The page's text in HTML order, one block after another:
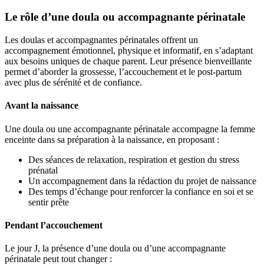
Le rôle d’une doula ou accompagnante périnatale
Les doulas et accompagnantes périnatales offrent un
accompagnement émotionnel, physique et informatif, en s’adaptant
aux besoins uniques de chaque parent. Leur présence bienveillante
permet d’aborder la grossesse, l’accouchement et le post-partum
avec plus de sérénité et de confiance.
Avant la naissance
Une doula ou une accompagnante périnatale accompagne la femme
enceinte dans sa préparation à la naissance, en proposant :
Des séances de relaxation, respiration et gestion du stress
prénatal
Un accompagnement dans la rédaction du projet de naissance
Des temps d’échange pour renforcer la confiance en soi et se
sentir prête
Pendant l’accouchement
Le jour J, la présence d’une doula ou d’une accompagnante
périnatale peut tout changer :